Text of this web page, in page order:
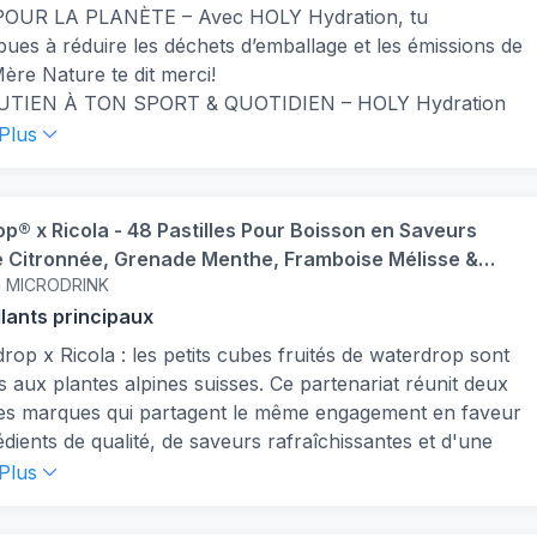
LA PLANÈTE – Avec HOLY Hydration, tu
à réduire les déchets d’emballage et les émissions de
Nature te dit merci!
À TON SPORT & QUOTIDIEN – HOLY Hydration
après l’effort ou une longue journée grâce à ses
incroyables à une conscience légère. Plus de 400.000
sont déjà convaincus!
INUTILE – Seuls les meilleurs ingrédients entrent
composition de HOLY Hydration: pas de sucre, mais des
& des colorants 100% naturels, durables et vegans!
& PRATIQUE – Notre gamme Hydration est
et facilement, pour que tu puisses en profiter
tu sois.
x Ricola - 48 Pastilles Pour Boisson en Saveurs
Citronnée, Grenade Menthe, Framboise Mélisse &
Cubes de Boisson Vegan, Vitamine C & B, Eau
Sans Sucre
principaux
x Ricola : les petits cubes fruités de waterdrop sont
aux plantes alpines suisses. Ce partenariat réunit deux
marques qui partagent le même engagement en faveur
de qualité, de saveurs rafraîchissantes et d'une
innovante.